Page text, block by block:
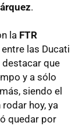
.
la FTR
las Ducati
destacar que
y a sólo
siendo el
rodar hoy, ya
quedar por